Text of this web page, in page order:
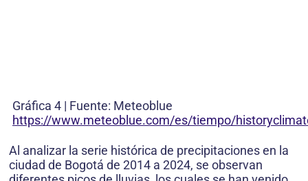
Gráfica 4 | Fuente: Meteoblue
https://www.meteoblue.com/es/tiempo/
Al analizar la serie histórica de precipitaciones en la
ciudad de Bogotá de 2014 a 2024, se observan